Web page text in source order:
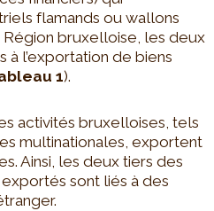
flamands ou wallons
bruxelloise, les deux
l’exportation de biens
1).
activités bruxelloises, tels
multinationales, exportent
Ainsi, les deux tiers des
sont liés à des